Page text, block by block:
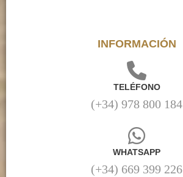
INFORMACIÓN
TELÉFONO
(+34) 978 800 184
WHATSAPP
(+34) 669 399 226